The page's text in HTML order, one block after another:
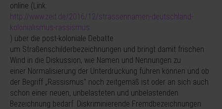
online (Link:
http://www.zeit.de/2016/12/strassennamen-deutschland-
kolonialismus-rassismus
) über die post-koloniale Debatte
um Straßenschilderbezeichnungen und bringt damit frischen
Wind in die Diskussion, wie Namen und Nennungen zu
einer Normalisierung der Unterdrückung führen können und ob
der Begriff „Rassismus" noch zeitgemäß ist oder an sich auch
schon einer neuen, unbelasteten und unbelastenden
Bezeichnung bedarf. Diskriminierende Fremdbezeichnungen